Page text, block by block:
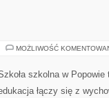
MOŻLIWOŚĆ
szkolna w
łączy się z